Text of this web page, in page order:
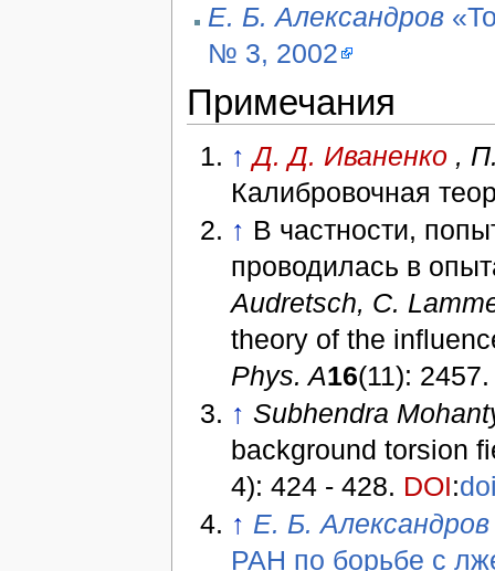
Е. Б. Александров
№ 3, 2002
Примечания
↑ Д. Д. Иваненко ,
Калибровочная
↑ В частности,
проводилась в
Audretsch, C.
theory of the
Phys. A16(11):
↑ Subhendra
background torsion
4): 424 - 428. DOI:
↑ Е. Б. Александров
РАН по борьбе с